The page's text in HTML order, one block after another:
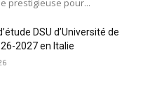
prestigieuse pour...
DSU d’Université de
2027 en Italie